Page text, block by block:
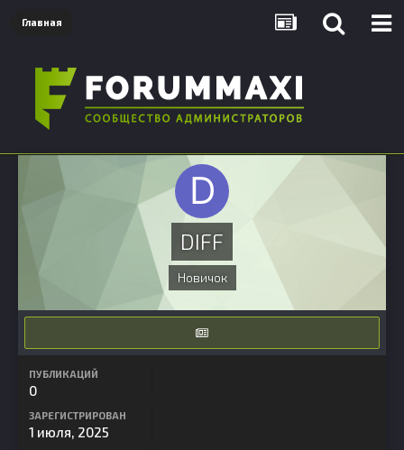
Главная
DIFF
Новичок
ПУБЛИКАЦИЙ
0
ЗАРЕГИСТРИРОВАН
1 июля, 2025